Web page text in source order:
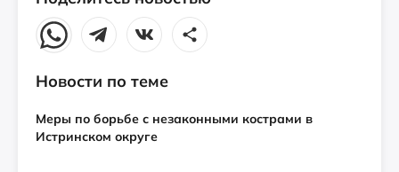
Новости по теме
Меры по борьбе с незаконными кострами в
Истринском округе